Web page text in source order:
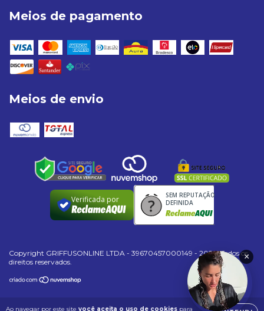
Ao navegar por este site você aceita o uso de cookies para
Meios de pagamento
Meios de envio
Verificada por
SEM REPUTAÇÃO
DEFINIDA
Copyright GRIFFUSONLINE LTDA - 39670457000149 - 2026. Todos os
direitos reservados.
×